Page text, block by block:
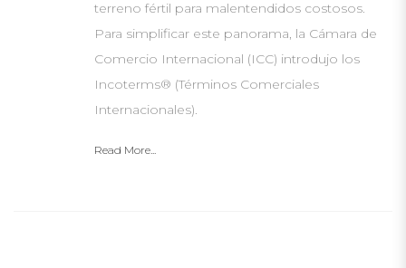
terreno fértil para malentendidos costosos.
Para simplificar este panorama, la Cámara de
Comercio Internacional (ICC) introdujo los
Incoterms® (Términos Comerciales
Internacionales).
Read More...